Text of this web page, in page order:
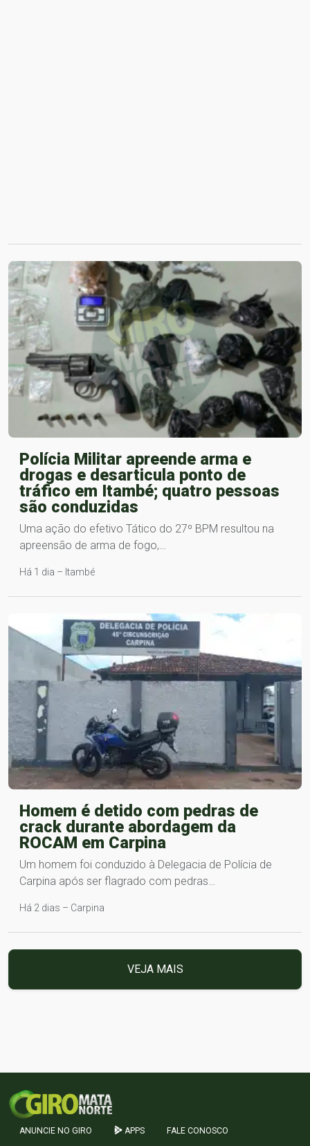
Polícia Militar apreende arma e
drogas e desarticula ponto de
tráfico em Itambé; quatro pessoas
são conduzidas
Uma ação do efetivo Tático do 27º BPM resultou na
apreensão de arma de fogo,…
Há 1 dia – Itambé
Homem é detido com pedras de
crack durante abordagem da
ROCAM em Carpina
Um homem foi conduzido à Delegacia de Polícia de
Carpina após ser flagrado com pedras…
Há 2 dias – Carpina
VEJA MAIS
ANUNCIE NO GIRO APPS FALE CONOSCO